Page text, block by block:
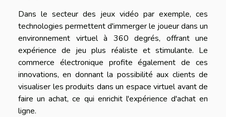
Dans le secteur des jeux vidéo par exemple, ces
technologies permettent d'immerger le joueur dans un
environnement virtuel à 360 degrés, offrant une
expérience de jeu plus réaliste et stimulante. Le
commerce électronique profite également de ces
innovations, en donnant la possibilité aux clients de
visualiser les produits dans un espace virtuel avant de
faire un achat, ce qui enrichit l'expérience d'achat en
ligne.